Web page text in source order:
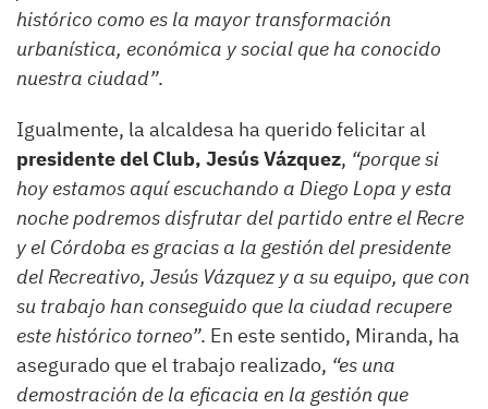
histórico como es la mayor transformación
urbanística, económica y social que ha conocido
nuestra ciudad”.
Igualmente, la alcaldesa ha querido felicitar al
presidente del Club, Jesús Vázquez, “porque si
hoy estamos aquí escuchando a Diego Lopa y esta
noche podremos disfrutar del partido entre el Recre
y el Córdoba es gracias a la gestión del presidente
del Recreativo, Jesús Vázquez y a su equipo, que con
su trabajo han conseguido que la ciudad recupere
este histórico torneo”. En este sentido, Miranda, ha
asegurado que el trabajo realizado, “es una
demostración de la eficacia en la gestión que